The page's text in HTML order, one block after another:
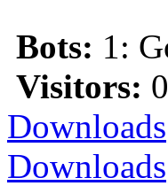
Bots: 1:
Visitors:
Downloads
Downloads